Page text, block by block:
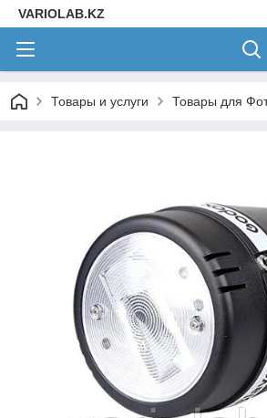
VARIOLAB.KZ
Товары и услуги Товары для